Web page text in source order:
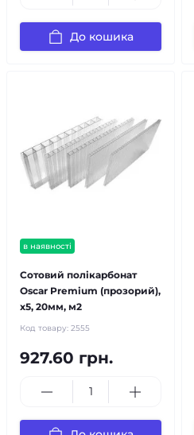
До кошика
в наявності
Сотовий полікарбонат
Oscar Premium (прозорий),
x5, 20мм, м2
Код товару: 2555
927.60 грн.